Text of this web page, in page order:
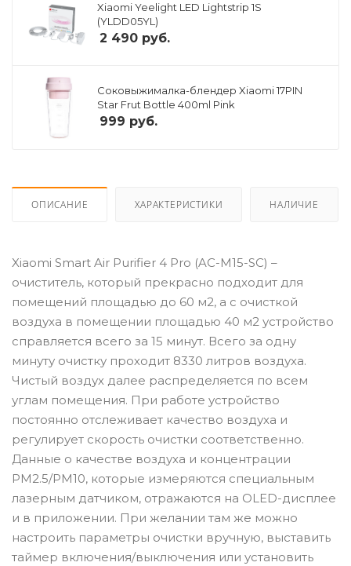
Xiaomi Yeelight LED Lightstrip 1S
(YLDD05YL)
2 490 руб.
Соковыжималка-блендер Xiaomi 17PIN
Star Frut Bottle 400ml Pink
999 руб.
ОПИСАНИЕ ХАРАКТЕРИСТИКИ НАЛИЧИЕ
Xiaomi Smart Air Purifier 4 Pro (AC-M15-SC) –
очиститель, который прекрасно подходит для
помещений площадью до 60 м2, а с очисткой
воздуха в помещении площадью 40 м2 устройство
справляется всего за 15 минут. Всего за одну
минуту очистку проходит 8330 литров воздуха.
Чистый воздух далее распределяется по всем
углам помещения. При работе устройство
постоянно отслеживает качество воздуха и
регулирует скорость очистки соответственно.
Данные о качестве воздуха и концентрации
PM2.5/PM10, которые измеряются специальным
лазерным датчиком, отражаются на OLED-дисплее
и в приложении. При желании там же можно
настроить параметры очистки вручную, выставить
таймер включения/выключения или установить